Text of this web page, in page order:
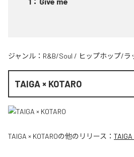
ジャンル： R&B/Soul / ヒップホップ/ラ
TAIGA × KOTARO
TAIGA × KOTAROの他のリリース： TAIGA